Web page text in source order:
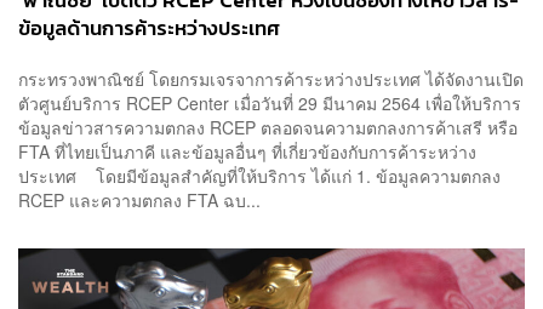
ข้อมูลด้านการค้าระหว่างประเทศ
กระทรวงพาณิชย์ โดยกรมเจรจาการค้าระหว่างประเทศ ได้จัดงานเปิด
ตัวศูนย์บริการ RCEP Center เมื่อวันที่ 29 มีนาคม 2564 เพื่อให้บริการ
ข้อมูลข่าวสารความตกลง RCEP ตลอดจนความตกลงการค้าเสรี หรือ
FTA ที่ไทยเป็นภาคี และข้อมูลอื่นๆ ที่เกี่ยวข้องกับการค้าระหว่าง
ประเทศ โดยมีข้อมูลสำคัญที่ให้บริการ ได้แก่ 1. ข้อมูลความตกลง
RCEP และความตกลง FTA ฉบ...